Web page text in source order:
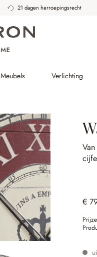
21 dagen herroepingsrecht
Meubels Verlichting
€